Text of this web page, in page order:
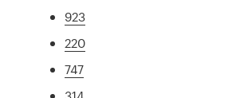
923
220
747